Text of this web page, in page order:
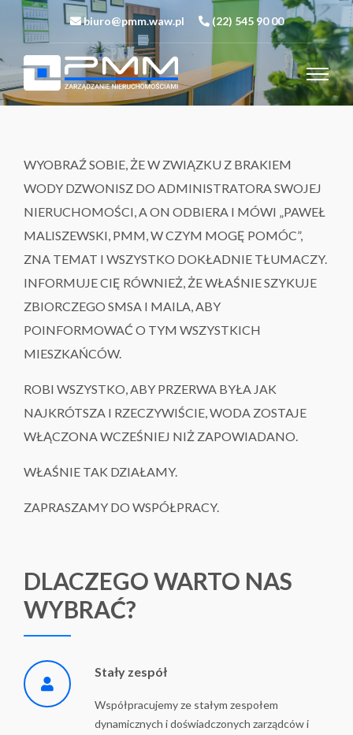
biuro@pmm.waw.pl (22) 545 90 00
WYOBRAŹ SOBIE, ŻE W ZWIĄZKU Z BRAKIEM
WODY DZWONISZ DO ADMINISTRATORA SWOJEJ
NIERUCHOMOŚCI, A ON ODBIERA I MÓWI „PAWEŁ
MALISZEWSKI, PMM, W CZYM MOGĘ POMÓC”,
ZNA TEMAT I WSZYSTKO DOKŁADNIE TŁUMACZY.
INFORMUJE CIĘ RÓWNIEŻ, ŻE WŁAŚNIE SZYKUJE
ZBIORCZEGO SMSA I MAILA, ABY
POINFORMOWAĆ O TYM WSZYSTKICH
MIESZKAŃCÓW.
ROBI WSZYSTKO, ABY PRZERWA BYŁA JAK
NAJKRÓTSZA I RZECZYWIŚCIE, WODA ZOSTAJE
WŁĄCZONA WCZEŚNIEJ NIŻ ZAPOWIADANO.
WŁAŚNIE TAK DZIAŁAMY.
ZAPRASZAMY DO WSPÓŁPRACY.
DLACZEGO WARTO NAS
WYBRAĆ?
Stały zespół
Współpracujemy ze stałym zespołem
dynamicznych i doświadczonych zarządców i